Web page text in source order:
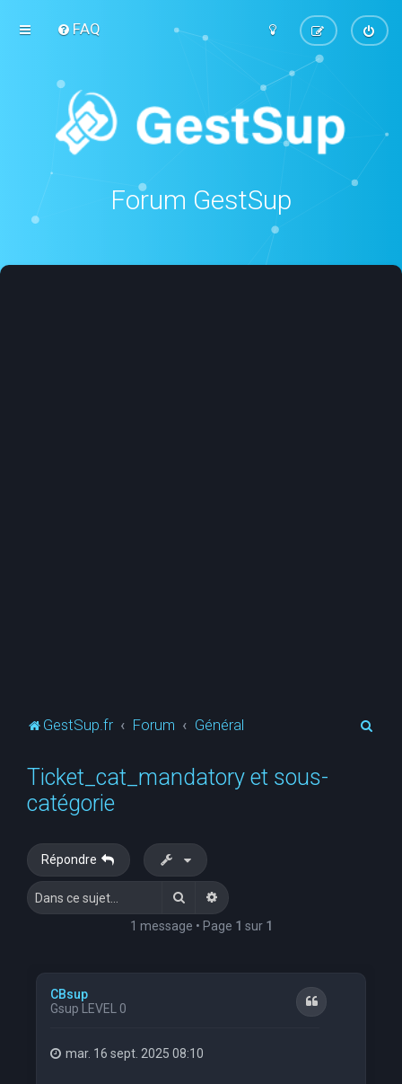
FAQ
Forum GestSup
GestSup.fr Forum Général
Ticket_cat_mandatory et sous-
catégorie
Répondre
RechercherRecherche avancée
1 message • Page 1 sur 1
CBsup
Gsup LEVEL 0
Citation
mar. 16 sept. 2025 08:10